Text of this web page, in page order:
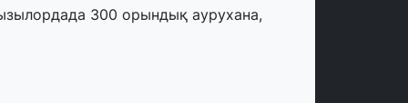
300 орындық аурухана,